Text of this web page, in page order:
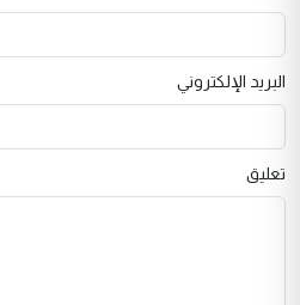
البريد الإلكتروني
تعليق